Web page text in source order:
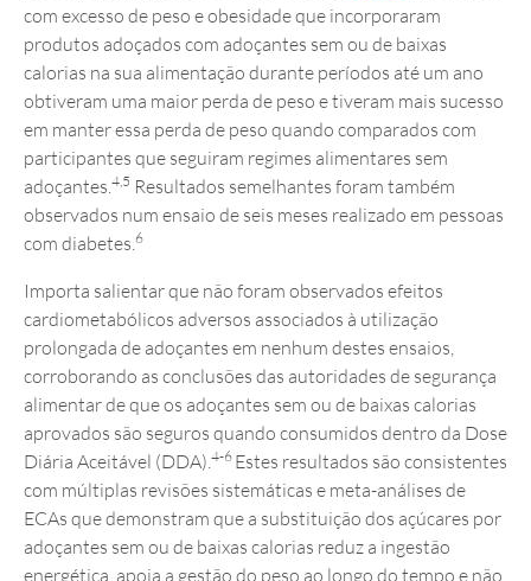
com excesso de peso e obesidade que incorporaram
produtos adoçados com adoçantes sem ou de baixas
calorias na sua alimentação durante períodos até um ano
obtiveram uma maior perda de peso e tiveram mais sucesso
em manter essa perda de peso quando comparados com
participantes que seguiram regimes alimentares sem
adoçantes. 4,5 Resultados semelhantes foram também
observados num ensaio de seis meses realizado em pessoas
com diabetes. 6
Importa salientar que não foram observados efeitos
cardiometabólicos adversos associados à utilização
prolongada de adoçantes em nenhum destes ensaios,
corroborando as conclusões das autoridades de segurança
alimentar de que os adoçantes sem ou de baixas calorias
aprovados são seguros quando consumidos dentro da Dose
Diária Aceitável (DDA). 4-6 Estes resultados são consistentes
com múltiplas revisões sistemáticas e meta-análises de
ECAs que demonstram que a substituição dos açúcares por
adoçantes sem ou de baixas calorias reduz a ingestão
energética, apoia a gestão do peso ao longo do tempo e não